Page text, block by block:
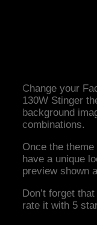
Change your
130W Stinger
background
combinations.
Once the theme
have a unique
preview shown
Don’t forget
rate it with 5